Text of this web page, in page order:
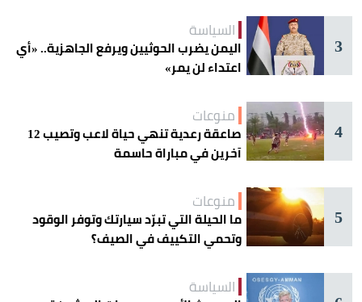
3
السياسة
اليمن يضرب الحوثيين ويرفع الجاهزية.. «أي
اعتداء لن يمر»
4
منوعات
صاعقة رعدية تنهي حياة لاعب وتصيب 12
آخرين في مباراة حاسمة
5
منوعات
ما الحيلة التي تبرّد سيارتك وتوفر الوقود
وتحمي التكييف في الصيف؟
السياسة